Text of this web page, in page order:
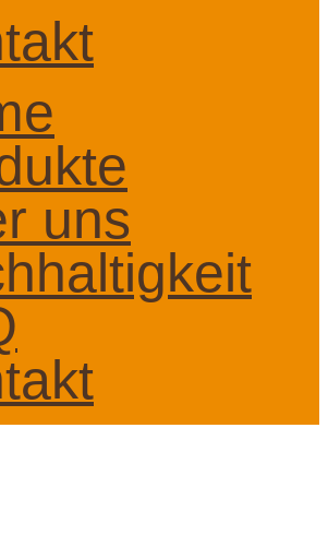
uns